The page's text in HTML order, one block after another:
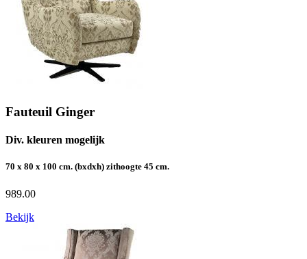
Fauteuil Ginger
Div. kleuren mogelijk
70 x 80 x 100 cm. (bxdxh) zithoogte 45 cm.
989.00
Bekijk